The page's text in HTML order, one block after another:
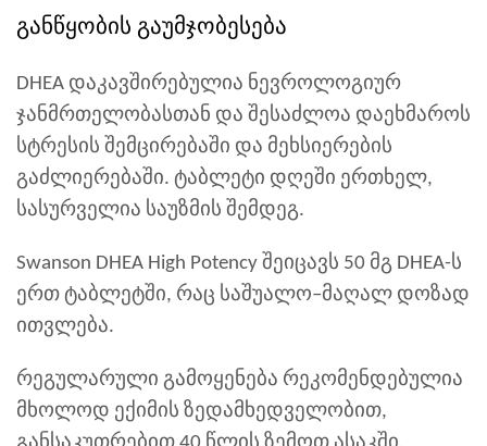
განწყობის გაუმჯობესება
DHEA დაკავშირებულია ნევროლოგიურ
ჯანმრთელობასთან და შესაძლოა დაეხმაროს
სტრესის შემცირებაში და მეხსიერების
გაძლიერებაში. ტაბლეტი დღეში ერთხელ,
სასურველია საუზმის შემდეგ.
Swanson DHEA High Potency შეიცავს 50 მგ DHEA-ს
ერთ ტაბლეტში, რაც საშუალო–მაღალ დოზად
ითვლება.
რეგულარული გამოყენება რეკომენდებულია
მხოლოდ ექიმის ზედამხედველობით,